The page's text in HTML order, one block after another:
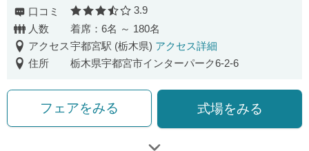
口コミ 口コミ評価
3.9
人数
着席：6名 ～ 180名
アクセス宇都宮駅 (栃木県) アクセス詳細
住所
栃木県宇都宮市インターパーク6-2-6
フェアをみる 式場をみる